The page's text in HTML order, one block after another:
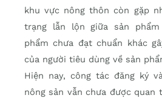
khu vực nông thôn còn gặp
trạng lẫn lộn giữa sản phẩm
phẩm chưa đạt chuẩn khác
của người tiêu dùng về sản
Hiện nay, công tác đăng ký
nông sản vẫn chưa được quan